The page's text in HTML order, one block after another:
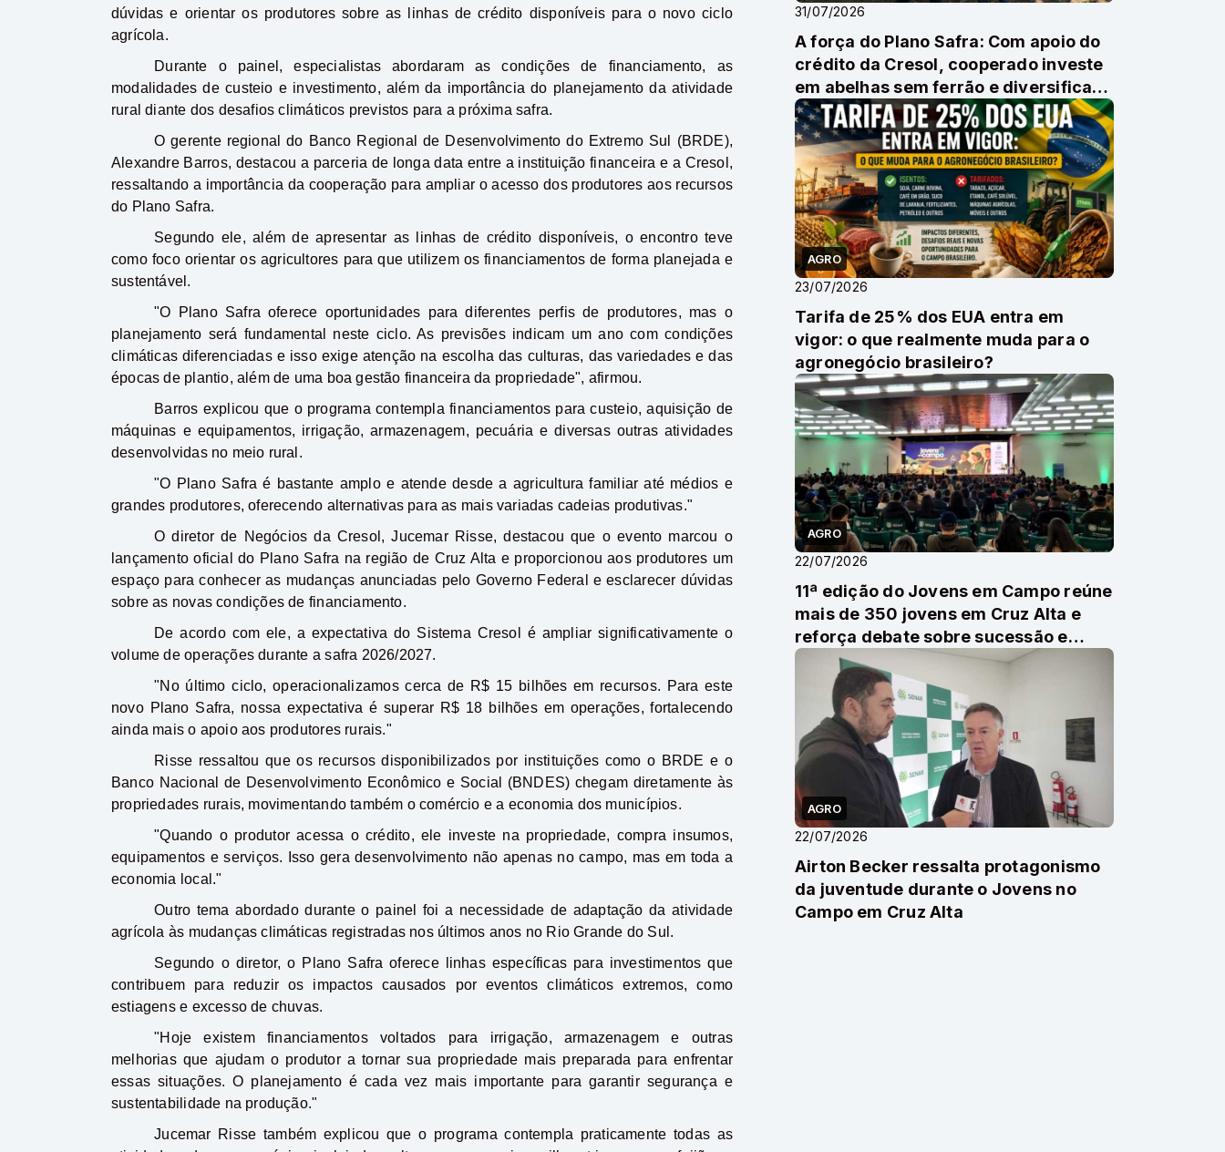
dúvidas e orientar os produtores sobre as linhas de crédito disponíveis para o novo ciclo
agrícola.
Durante o painel, especialistas abordaram as condições de financiamento, as
modalidades de custeio e investimento, além da importância do planejamento da atividade
rural diante dos desafios climáticos previstos para a próxima safra.
O gerente regional do Banco Regional de Desenvolvimento do Extremo Sul (BRDE),
Alexandre Barros, destacou a parceria de longa data entre a instituição financeira e a Cresol,
ressaltando a importância da cooperação para ampliar o acesso dos produtores aos recursos
do Plano Safra.
Segundo ele, além de apresentar as linhas de crédito disponíveis, o encontro teve
como foco orientar os agricultores para que utilizem os financiamentos de forma planejada e
sustentável.
"O Plano Safra oferece oportunidades para diferentes perfis de produtores, mas o
planejamento será fundamental neste ciclo. As previsões indicam um ano com condições
climáticas diferenciadas e isso exige atenção na escolha das culturas, das variedades e das
épocas de plantio, além de uma boa gestão financeira da propriedade", afirmou.
Barros explicou que o programa contempla financiamentos para custeio, aquisição de
máquinas e equipamentos, irrigação, armazenagem, pecuária e diversas outras atividades
desenvolvidas no meio rural.
"O Plano Safra é bastante amplo e atende desde a agricultura familiar até médios e
grandes produtores, oferecendo alternativas para as mais variadas cadeias produtivas."
O diretor de Negócios da Cresol, Jucemar Risse, destacou que o evento marcou o
lançamento oficial do Plano Safra na região de Cruz Alta e proporcionou aos produtores um
espaço para conhecer as mudanças anunciadas pelo Governo Federal e esclarecer dúvidas
sobre as novas condições de financiamento.
De acordo com ele, a expectativa do Sistema Cresol é ampliar significativamente o
volume de operações durante a safra 2026/2027.
"No último ciclo, operacionalizamos cerca de R$ 15 bilhões em recursos. Para este
novo Plano Safra, nossa expectativa é superar R$ 18 bilhões em operações, fortalecendo
ainda mais o apoio aos produtores rurais."
Risse ressaltou que os recursos disponibilizados por instituições como o BRDE e o
Banco Nacional de Desenvolvimento Econômico e Social (BNDES) chegam diretamente às
propriedades rurais, movimentando também o comércio e a economia dos municípios.
"Quando o produtor acessa o crédito, ele investe na propriedade, compra insumos,
equipamentos e serviços. Isso gera desenvolvimento não apenas no campo, mas em toda a
economia local."
Outro tema abordado durante o painel foi a necessidade de adaptação da atividade
agrícola às mudanças climáticas registradas nos últimos anos no Rio Grande do Sul.
Segundo o diretor, o Plano Safra oferece linhas específicas para investimentos que
contribuem para reduzir os impactos causados por eventos climáticos extremos, como
estiagens e excesso de chuvas.
"Hoje existem financiamentos voltados para irrigação, armazenagem e outras
melhorias que ajudam o produtor a tornar sua propriedade mais preparada para enfrentar
essas situações. O planejamento é cada vez mais importante para garantir segurança e
sustentabilidade na produção."
Jucemar Risse também explicou que o programa contempla praticamente todas as
31/07/2026
A força do Plano Safra: Com apoio do
crédito da Cresol, cooperado investe
em abelhas sem ferrão e diversifica
produçã...
AGRO
23/07/2026
Tarifa de 25% dos EUA entra em
vigor: o que realmente muda para o
agronegócio brasileiro?
AGRO
22/07/2026
11ª edição do Jovens em Campo reúne
mais de 350 jovens em Cruz Alta e
reforça debate sobre sucessão e
liderança no ag...
AGRO
22/07/2026
Airton Becker ressalta protagonismo
da juventude durante o Jovens no
Campo em Cruz Alta